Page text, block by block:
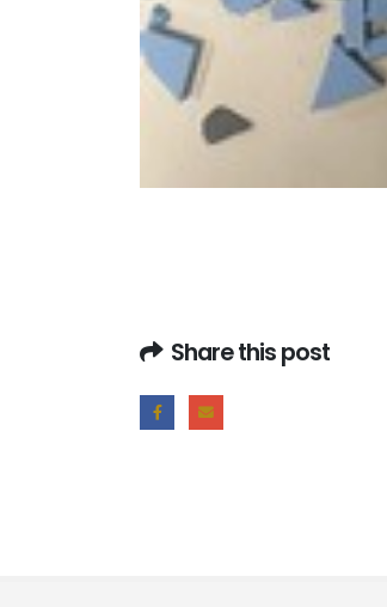
Share this post